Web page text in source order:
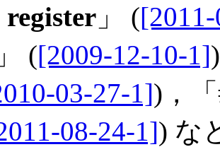
register 」 (
([2009-12-10-1]
03-27-1])，
08-24-1]) な